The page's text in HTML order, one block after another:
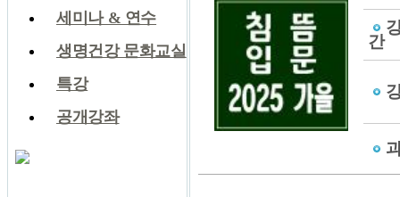
세미나 & 연수
생명건강 문화교실
특강
공개강좌
간